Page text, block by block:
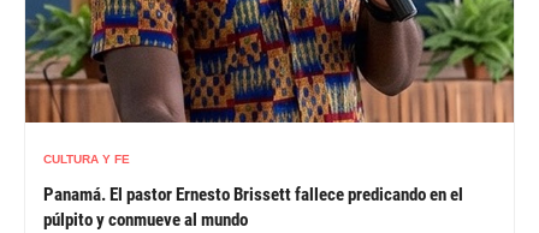
CULTURA Y FE
Panamá. El pastor Ernesto Brissett fallece predicando en el
púlpito y conmueve al mundo